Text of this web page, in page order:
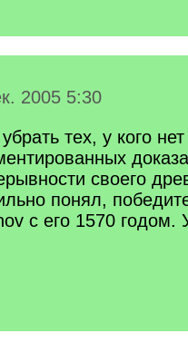
2005 5:30
тех, у кого нет
своего
понял,
с его 1570 годом.